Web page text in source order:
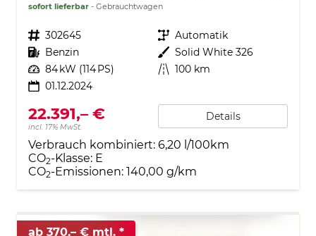
sofort lieferbar Gebrauchtwagen
Fahrzeugnr. 302645 Getriebe Automatik
Kraftstoff Benzin Außenfarbe Solid White 326
Leistung 84 kW (114 PS) Kilometerstand 100 km
01.12.2024
22.391,– €
incl. 17% MwSt.
Details
Verbrauch kombiniert: 6,20 l/100km
CO2-Klasse: E
CO2-Emissionen: 140,00 g/km
ab 370,– € mtl.